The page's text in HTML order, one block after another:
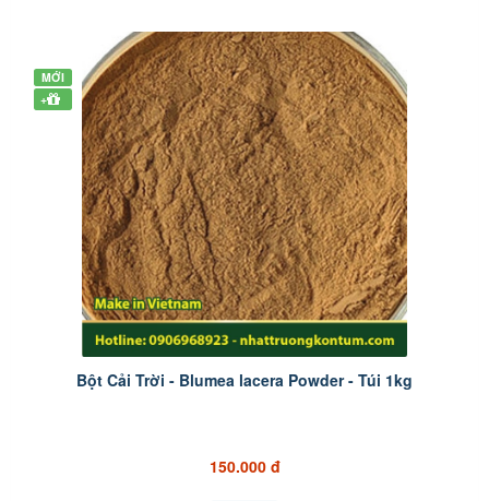
MỚI
+
Bột Cải Trời - Blumea lacera Powder - Túi 1kg
150.000 đ